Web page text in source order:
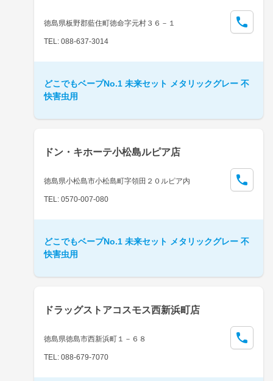
徳島県板野郡藍住町徳命字元村３６－１
TEL: 088-637-3014
どこでもベープNo.1 未来セット メタリックグレー 不
快害虫用
ドン・キホーテ小松島ルピア店
徳島県小松島市小松島町字領田２０ルピア内
TEL: 0570-007-080
どこでもベープNo.1 未来セット メタリックグレー 不
快害虫用
ドラッグストアコスモス西新浜町店
徳島県徳島市西新浜町１－６８
TEL: 088-679-7070